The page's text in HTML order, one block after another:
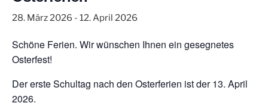
28. März 2026 - 12. April 2026
Schöne Ferien. Wir wünschen Ihnen ein gesegnetes
Osterfest!
Der erste Schultag nach den Osterferien ist der 13. April
2026.